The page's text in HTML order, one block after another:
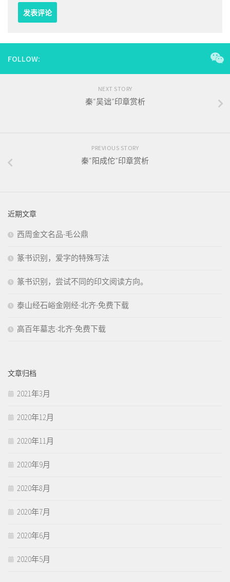
FOLLOW:
NEXT STORY
秦“吴诎”印章赏析
PREVIOUS STORY
秦“阳成佗”印章赏析
近期文章
西周金文名品-毛公鼎
篆书识别，爱字的特殊写法
篆书识别，尝试不同的印文阅读方向。
泰山经石峪金刚经-北齐-免费下载
高百年墓志-北齐-免费下载
文章归档
2021年3月
2020年12月
2020年11月
2020年9月
2020年8月
2020年7月
2020年6月
2020年5月